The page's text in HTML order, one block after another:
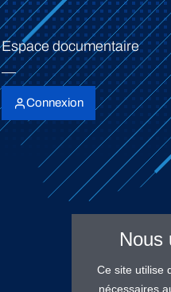
Espace documentaire
Connexion
Nous
Ce site utilise
nécessaires